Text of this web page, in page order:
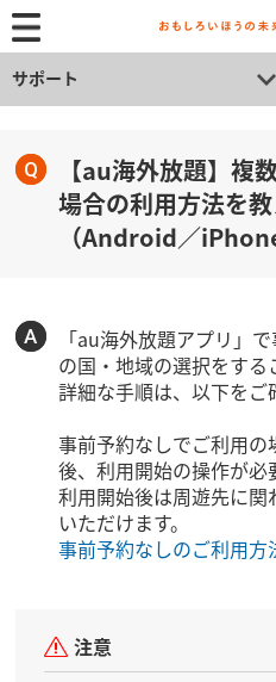
サポート
【au海外放題】複
場合の利用方法を
（Android／
「au海外放題アプリ」
の国・地域の選択をする
詳細な手順は、以下をご
事前予約なしでご利用
後、利用開始の操作が必
利用開始後は周遊先に
いただけます。
事前予約なしのご利用方
注意